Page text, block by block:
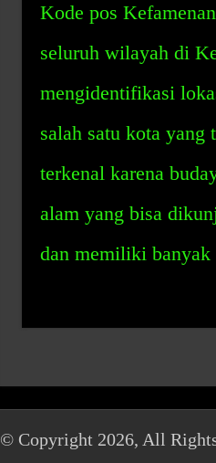
Kode pos
seluruh wilayah di
mengidentifikasi
salah satu kota
terkenal karena
alam yang bisa
dan memiliki
© Copyright 2026, All